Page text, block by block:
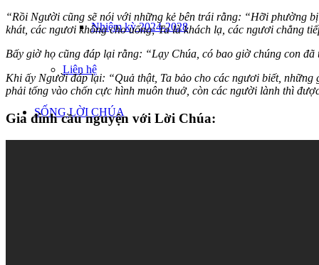
Nhiệm kỳ 2024-2028
Liên hệ
SỐNG LỜI CHÚA
“Rồi Người cũng sẽ nói với những kẻ bên trái rằng: “Hỡi phường
khát, các ngươi không cho uống; Ta là khách lạ, các ngươi chẳng
Bấy giờ họ cũng đáp lại rằng: “Lạy Chúa, có bao giờ chúng con
Khi ấy Người đáp lại: “Quả thật, Ta bảo cho các ngươi biết, những
phải tống vào chốn cực hình muôn thuở, còn các người lành thì
Gia đình cầu nguyện với Lời Chúa: